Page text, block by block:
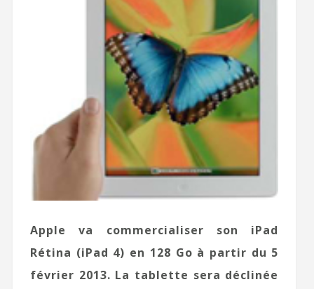
Apple va commercialiser son iPad
Rétina (iPad 4) en 128 Go à partir du 5
février 2013. La tablette sera déclinée